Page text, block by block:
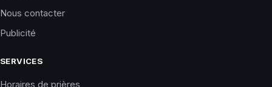
Nous contacter
Publicité
SERVICES
Horaires de prières